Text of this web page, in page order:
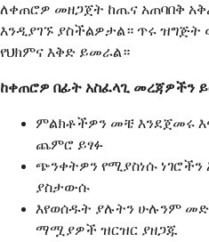
ለቀጠሮዎ መዘጋጀት ከጤና አጠባበቅ
እንዲያገኙ ያስችልዎታል። ጥሩ ዝግጅት
የህክምና እቅድ ይመራል።
ከቀጠሮዎ በፊት አስፈላጊ መረጃዎችን
ምልክቶችዎን መቼ እንደጀመሩ
ጨምሮ ይፃፉ
ጭንቀትዎን የሚያስነሱ ነገሮችን
ያስታውሱ
እየወሰዱት ያሉትን ሁሉንም
ማሟያዎች ዝርዝር ያዘጋጁ